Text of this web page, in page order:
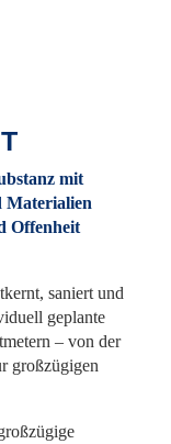
mit
Materialien
Offenheit
saniert und
geplante
– von der
großzügigen